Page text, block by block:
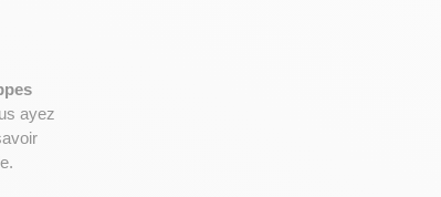
ayez